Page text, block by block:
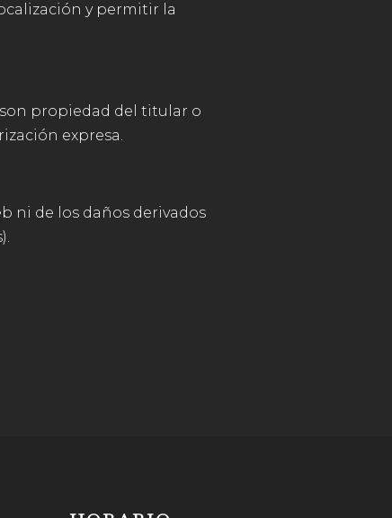
y permitir la
propiedad del titular o
expresa.
ni de los daños derivados